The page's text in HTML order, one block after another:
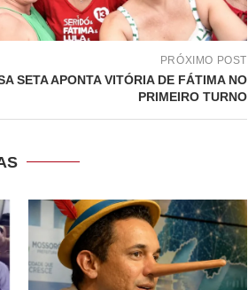
PRÓXIMO POST
SETA APONTA VITÓRIA DE FÁTIMA NO
PRIMEIRO TURNO